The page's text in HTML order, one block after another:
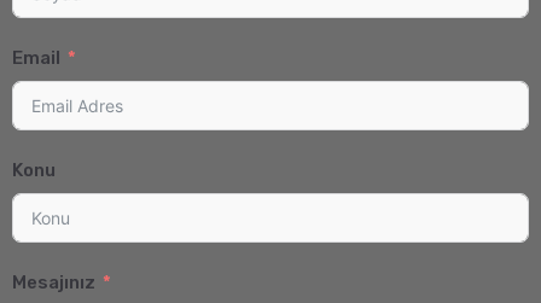
Email
Konu
Mesajınız